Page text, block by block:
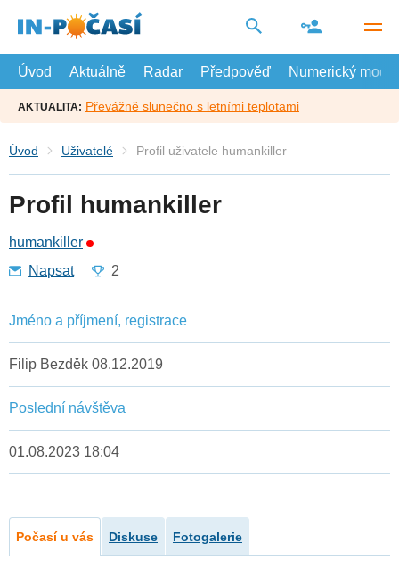
hlavní
Úvod
Aktuálně Radar Předpověď Numerický model
AKTUALITA: Převážně slunečno s letními teplotami
Úvod Uživatelé Profil uživatele humankiller
Profil humankiller
humankiller
Napsat
2
Jméno a příjmení, registrace
Filip Bezděk 08.12.2019
Poslední návštěva
01.08.2023 18:04
Počasí u vás Diskuse Fotogalerie